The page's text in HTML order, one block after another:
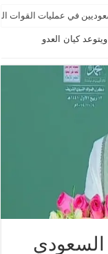
في عمليات القوات
كيان العدو
السعودي